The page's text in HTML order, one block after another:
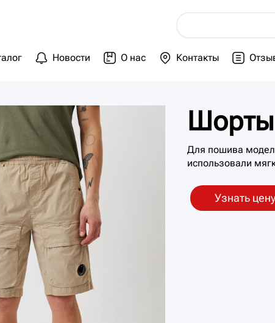
Новости О нас Контакты
Для пошива
использовали
Узнать цену